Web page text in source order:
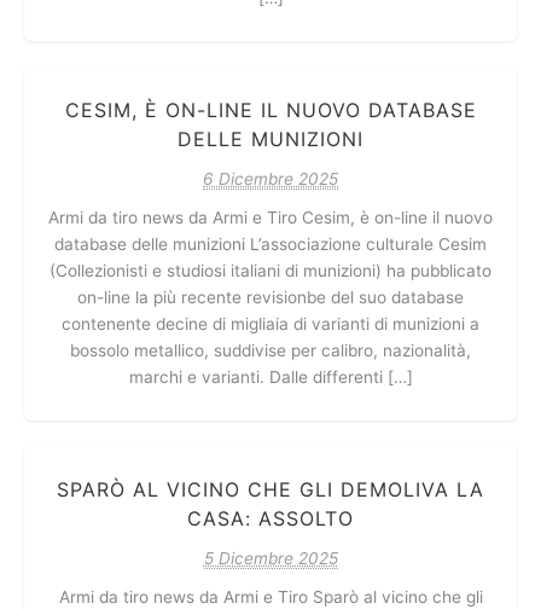
CESIM, È ON-LINE IL NUOVO DATABASE
DELLE MUNIZIONI
6 Dicembre 2025
Armi da tiro news da Armi e Tiro Cesim, è on-line il nuovo
database delle munizioni L’associazione culturale Cesim
(Collezionisti e studiosi italiani di munizioni) ha pubblicato
on-line la più recente revisionbe del suo database
contenente decine di migliaia di varianti di munizioni a
bossolo metallico, suddivise per calibro, nazionalità,
marchi e varianti. Dalle differenti […]
SPARÒ AL VICINO CHE GLI DEMOLIVA LA
CASA: ASSOLTO
5 Dicembre 2025
Armi da tiro news da Armi e Tiro Sparò al vicino che gli